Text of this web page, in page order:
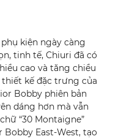
kiện ngày càng
tinh tế, Chiuri đã có
cao và tăng chiều
kế đặc trưng của
Bobby phiên bản
dáng hơn mà vẫn
“30 Montaigne”
East-West, tạo